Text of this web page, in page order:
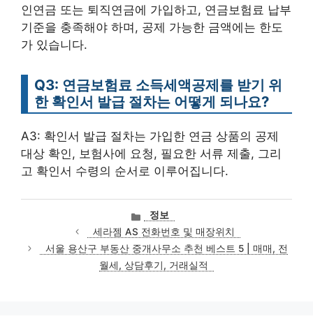
인연금 또는 퇴직연금에 가입하고, 연금보험료 납부
기준을 충족해야 하며, 공제 가능한 금액에는 한도
가 있습니다.
Q3: 연금보험료 소득세액공제를 받기 위
한 확인서 발급 절차는 어떻게 되나요?
A3: 확인서 발급 절차는 가입한 연금 상품의 공제
대상 확인, 보험사에 요청, 필요한 서류 제출, 그리
고 확인서 수령의 순서로 이루어집니다.
카
테
고
리
정보
세라젬 AS 전화번호 및 매장위치
서울 용산구 부동산 중개사무소 추천 베스트 5 | 매매, 전
월세, 상담후기, 거래실적